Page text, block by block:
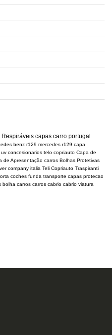
Respiráveis capas carro portugal
benz r129 mercedes r129 capa
uv concesionarios telo copriauto Capa de
de Apresentação carros Bolhas Protetivas
company italia Teli Copriauto Traspiranti
coches funda transporte capas protecao
bolha carros carros cabrio cabrio viatura